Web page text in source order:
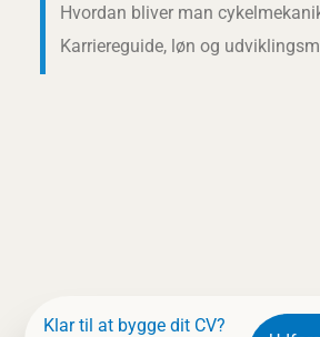
Hvordan bliver man
Karriereguide, løn og
Klar til at bygge dit CV?